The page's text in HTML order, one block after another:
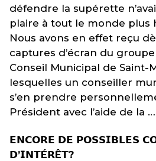
défendre la supérette
plaire à tout le monde plus
Nous avons en effet reçu
captures d’écran du
Conseil Municipal de Saint-
lesquelles un conseiller
s’en prendre
Président avec l’aide de la
𝗘𝗡𝗖𝗢𝗥𝗘 𝗗𝗘 𝗣𝗢𝗦𝗦𝗜𝗕𝗟𝗘𝗦
𝗗’𝗜𝗡𝗧É𝗥Ê𝗧?